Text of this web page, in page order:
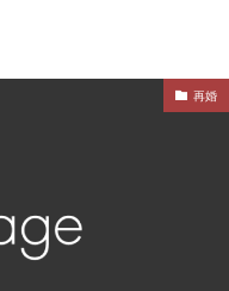
再婚